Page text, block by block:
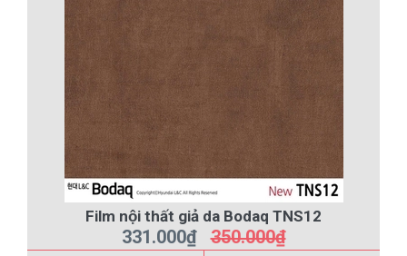
Film nội thất giả da Bodaq TNS12
331.000₫350.000₫